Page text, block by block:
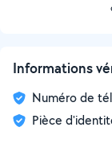
Informations
Numéro de
Pièce